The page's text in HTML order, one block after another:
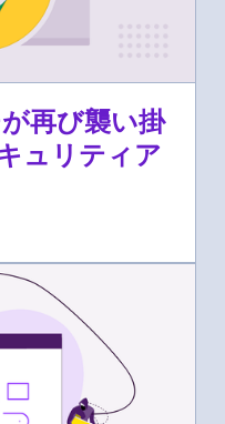
再び襲い掛
ュリティア